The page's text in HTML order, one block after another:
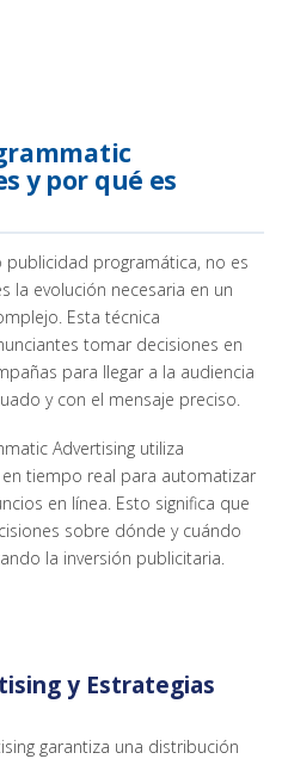
y por qué es
publicidad programática, no es
la evolución necesaria en un
Esta técnica
tomar decisiones en
para llegar a la audiencia
y con el mensaje preciso.
Advertising utiliza
tiempo real para automatizar
en línea. Esto significa que
sobre dónde y cuándo
la inversión publicitaria.
y Estrategias
garantiza una distribución